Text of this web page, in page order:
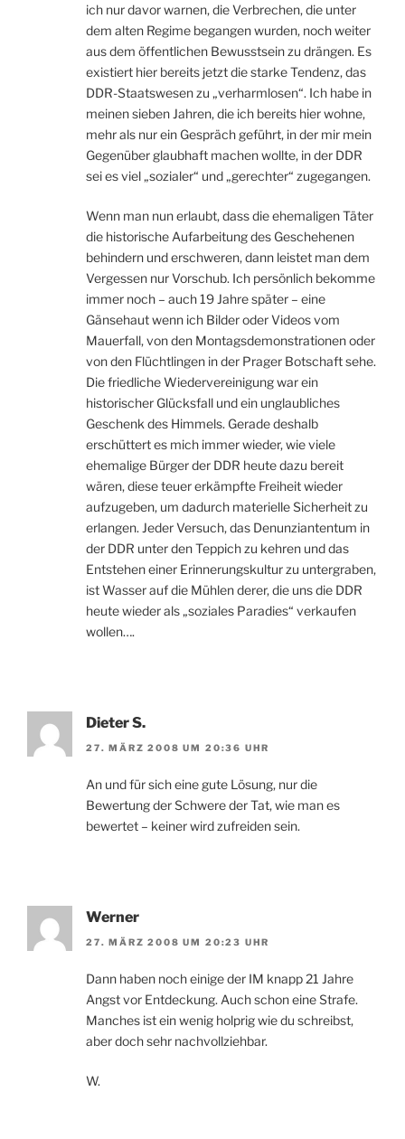
ich nur davor warnen, die Verbrechen, die unter
dem alten Regime begangen wurden, noch weiter
aus dem öffentlichen Bewusstsein zu drängen. Es
existiert hier bereits jetzt die starke Tendenz, das
DDR-Staatswesen zu „verharmlosen“. Ich habe in
meinen sieben Jahren, die ich bereits hier wohne,
mehr als nur ein Gespräch geführt, in der mir mein
Gegenüber glaubhaft machen wollte, in der DDR
sei es viel „sozialer“ und „gerechter“ zugegangen.
Wenn man nun erlaubt, dass die ehemaligen Täter
die historische Aufarbeitung des Geschehenen
behindern und erschweren, dann leistet man dem
Vergessen nur Vorschub. Ich persönlich bekomme
immer noch – auch 19 Jahre später – eine
Gänsehaut wenn ich Bilder oder Videos vom
Mauerfall, von den Montagsdemonstrationen oder
von den Flüchtlingen in der Prager Botschaft sehe.
Die friedliche Wiedervereinigung war ein
historischer Glücksfall und ein unglaubliches
Geschenk des Himmels. Gerade deshalb
erschüttert es mich immer wieder, wie viele
ehemalige Bürger der DDR heute dazu bereit
wären, diese teuer erkämpfte Freiheit wieder
aufzugeben, um dadurch materielle Sicherheit zu
erlangen. Jeder Versuch, das Denunziantentum in
der DDR unter den Teppich zu kehren und das
Entstehen einer Erinnerungskultur zu untergraben,
ist Wasser auf die Mühlen derer, die uns die DDR
heute wieder als „soziales Paradies“ verkaufen
wollen….
Dieter S.
27. MÄRZ 2008 UM 20:36 UHR
An und für sich eine gute Lösung, nur die
Bewertung der Schwere der Tat, wie man es
bewertet – keiner wird zufreiden sein.
Werner
27. MÄRZ 2008 UM 20:23 UHR
Dann haben noch einige der IM knapp 21 Jahre
Angst vor Entdeckung. Auch schon eine Strafe.
Manches ist ein wenig holprig wie du schreibst,
aber doch sehr nachvollziehbar.
W.